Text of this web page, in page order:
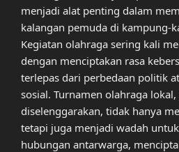
menjadi alat penting dalam
kalangan pemuda di kampung-
Kegiatan olahraga sering kali
dengan menciptakan rasa
terlepas dari perbedaan politik
sosial. Turnamen olahraga
diselenggarakan, tidak hanya
tetapi juga menjadi wadah
hubungan antarwarga,